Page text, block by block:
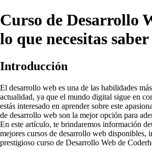
Curso de Desarrollo
lo que necesitas saber
Introducción
El desarrollo web es una de las habilidades
actualidad, ya que el mundo digital sigue en
estás interesado en aprender sobre este
de desarrollo web son la mejor opción para
En este artículo, te brindaremos información
mejores cursos de desarrollo web disponibles,
prestigioso curso de Desarrollo Web de